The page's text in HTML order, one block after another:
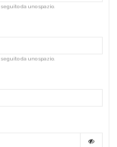
da uno spazio.
da uno spazio.